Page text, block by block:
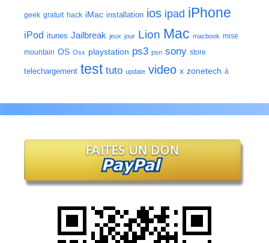
geek gratuit hack iMac installation ios ipad iPhone
iPod itunes Jailbreak jeux jour Lion Mac macbook mise
mountain OS Osx playstation ps3 psn sony store
telechargement test tuto update video x zonetech à